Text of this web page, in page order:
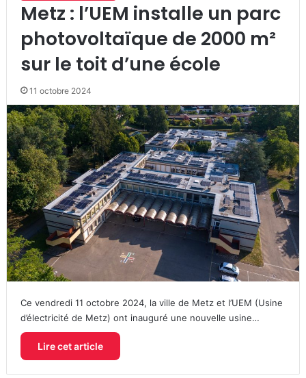
Metz : l’UEM installe un parc
photovoltaïque de 2000 m²
sur le toit d’une école
11 octobre 2024
Ce vendredi 11 octobre 2024, la ville de Metz et l’UEM (Usine
d’électricité de Metz) ont inauguré une nouvelle usine…
Lire cet article